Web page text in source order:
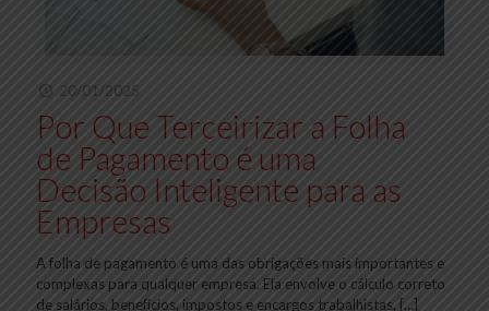
20/01/2025
Por Que Terceirizar a Folha
de Pagamento é uma
Decisão Inteligente para as
Empresas
A folha de pagamento é uma das obrigações mais importantes e
complexas para qualquer empresa. Ela envolve o cálculo correto
de salários, benefícios, impostos e encargos trabalhistas, […]